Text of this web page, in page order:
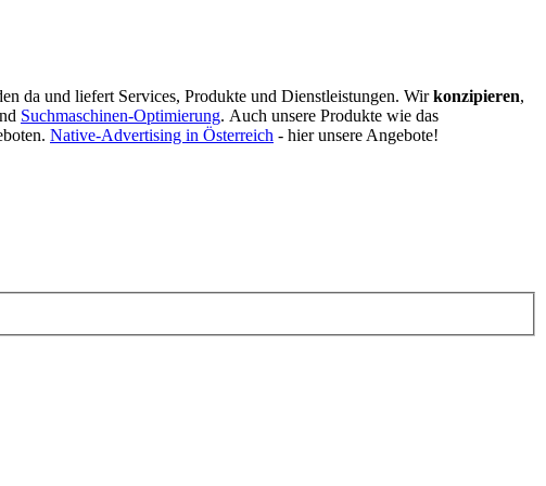
da und liefert Services, Produkte und Dienstleistungen. Wirkonzipieren,
Suchmaschinen-Optimierung. Auch unsere Produkte wie das
Native-Advertising in Österreich - hier unsere Angebote!